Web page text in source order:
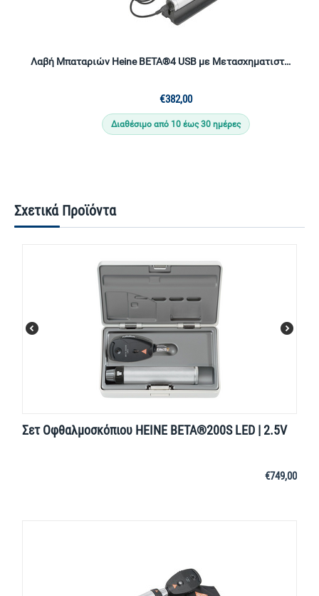
Λαβή Μπαταριών Heine BETA®4 USB με Μετασχηματιστή & Καλώδιο
382,00
Διαθέσιμο από 10 έως 30 ημέρες
Σχετικά Προϊόντα
Σετ Οφθαλμοσκόπιου HEINE BETA®200S LED | 2.5V
€749,00